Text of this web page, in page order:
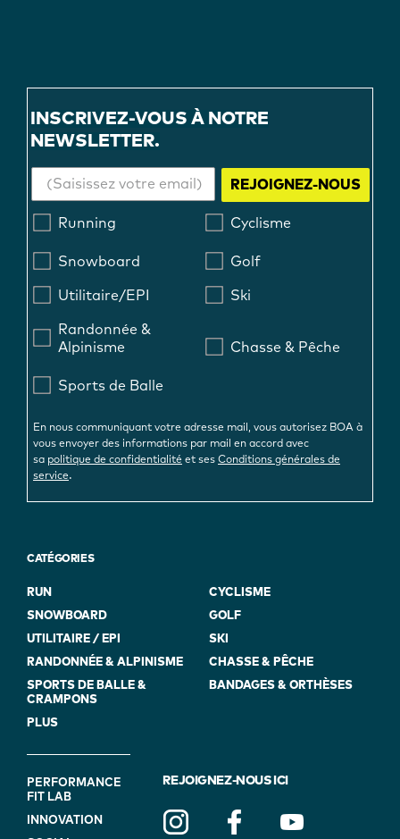
INSCRIVEZ-VOUS À NOTRE
NEWSLETTER.
REJOIGNEZ-NOUS
Running Cyclisme
Snowboard Golf
Utilitaire/EPI Ski
Randonnée &
Alpinisme
Chasse & Pêche
Sports de Balle
En nous communiquant votre adresse mail, vous autorisez BOA à
vous envoyer des informations par mail en accord avec
sa politique de confidentialité et ses Conditions générales de
service.
CATÉGORIES
RUN
CYCLISME
SNOWBOARD
GOLF
UTILITAIRE / EPI
SKI
RANDONNÉE & ALPINISME
CHASSE & PÊCHE
SPORTS DE BALLE &
CRAMPONS
BANDAGES & ORTHÈSES
PLUS
FOOTER
NAVIGATION
PERFORMANCE
FIT LAB
INNOVATION
REJOIGNEZ-NOUS ICI